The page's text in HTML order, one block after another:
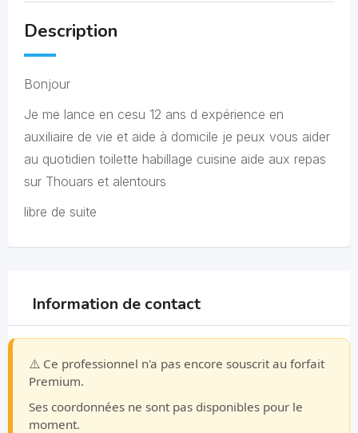
Description
Bonjour
Je me lance en cesu 12 ans d expérience en
auxiliaire de vie et aide à domicile je peux vous aider
au quotidien toilette habillage cuisine aide aux repas
sur Thouars et alentours
libre de suite
Information de contact
⚠️ Ce professionnel n'a pas encore souscrit au forfait
Premium.
Ses coordonnées ne sont pas disponibles pour le
moment.